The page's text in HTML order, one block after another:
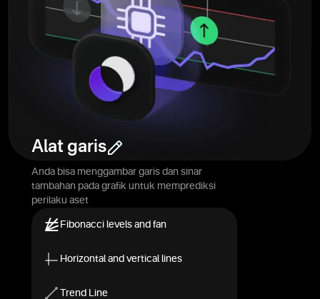
Alat garis
Anda bisa menggambar garis dan sinar
tambahan pada grafik untuk memprediksi
perilaku aset
Fibonacci levels and fan
Horizontal and vertical lines
Trend Line